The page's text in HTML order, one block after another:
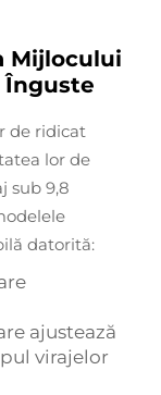
Mijlocului
Înguste
de ridicat
lor de
sub 9,8
datorită:
ajustează
virajelor